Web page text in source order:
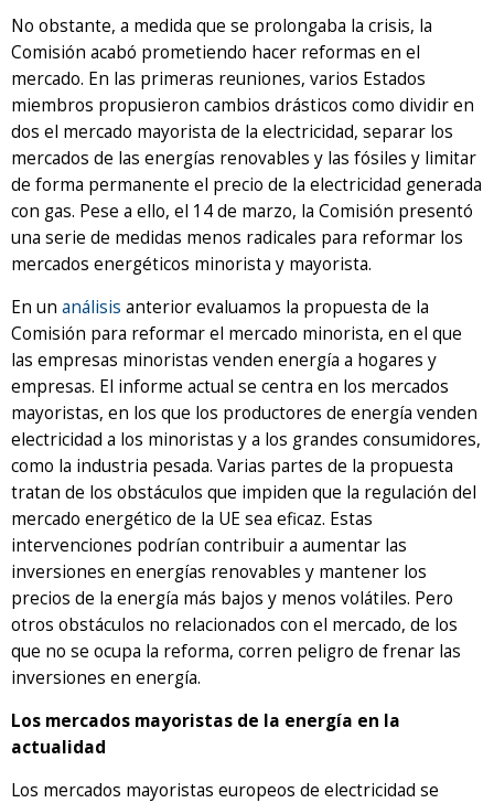
No obstante, a medida que se prolongaba la crisis, la
Comisión acabó prometiendo hacer reformas en el
mercado. En las primeras reuniones, varios Estados
miembros propusieron cambios drásticos como dividir en
dos el mercado mayorista de la electricidad, separar los
mercados de las energías renovables y las fósiles y limitar
de forma permanente el precio de la electricidad generada
con gas. Pese a ello, el 14 de marzo, la Comisión presentó
una serie de medidas menos radicales para reformar los
mercados energéticos minorista y mayorista.
En un análisis anterior evaluamos la propuesta de la
Comisión para reformar el mercado minorista, en el que
las empresas minoristas venden energía a hogares y
empresas. El informe actual se centra en los mercados
mayoristas, en los que los productores de energía venden
electricidad a los minoristas y a los grandes consumidores,
como la industria pesada. Varias partes de la propuesta
tratan de los obstáculos que impiden que la regulación del
mercado energético de la UE sea eficaz. Estas
intervenciones podrían contribuir a aumentar las
inversiones en energías renovables y mantener los
precios de la energía más bajos y menos volátiles. Pero
otros obstáculos no relacionados con el mercado, de los
que no se ocupa la reforma, corren peligro de frenar las
inversiones en energía.
Los mercados mayoristas de la energía en la
actualidad
Los mercados mayoristas europeos de electricidad se